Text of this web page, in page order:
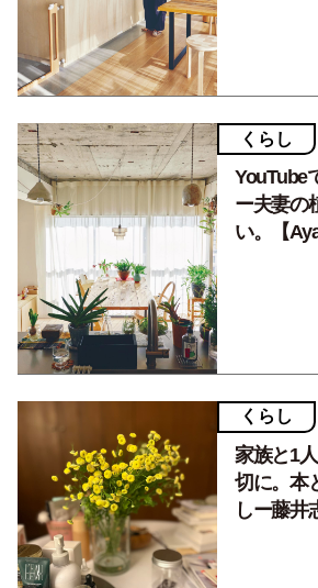
くらし
YouTube
ー夫妻の
い。【
くらし
家族と1
切に。本
しー藤井